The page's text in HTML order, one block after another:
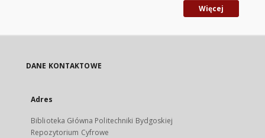
Więcej
DANE KONTAKTOWE
Adres
Biblioteka Główna Politechniki Bydgoskiej
Repozytorium Cyfrowe